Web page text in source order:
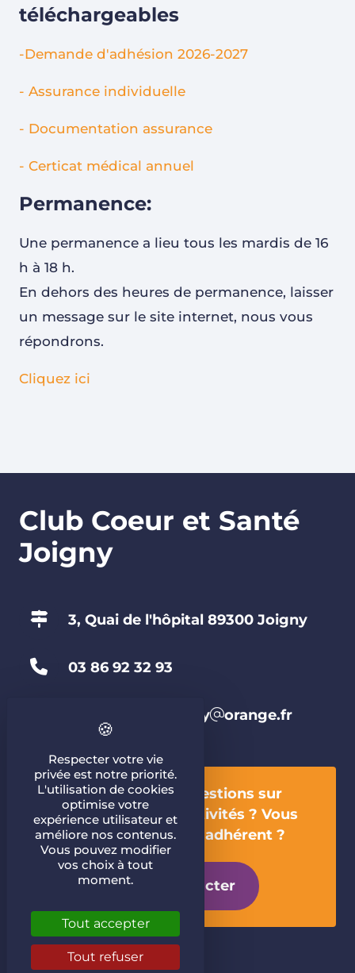
téléchargeables
-Demande d'adhésion 2026-2027
- Assurance individuelle
- Documentation assurance
- Certicat médical annuel
Permanence:
Une permanence a lieu tous les mardis de 16
h à 18 h.
En dehors des heures de permanence, laisser
un message sur le site internet, nous vous
répondrons.
Cliquez ici
Club Coeur et Santé
Joigny
3, Quai de l'hôpital 89300 Joigny
03 86 92 32 93
coeur-sante-joigny orange.fr
Vous avez des questions sur
l'association, les activités ? Vous
souhaitez devenir adhérent ?
Nous contacter
Respecter votre vie
privée est notre priorité.
L'utilisation de cookies
optimise votre
expérience utilisateur et
améliore nos contenus.
Vous pouvez modifier
vos choix à tout
moment.
Tout accepter
Tout refuser